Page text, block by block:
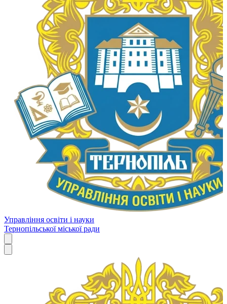
Управління освіти і науки
Тернопільської міської ради